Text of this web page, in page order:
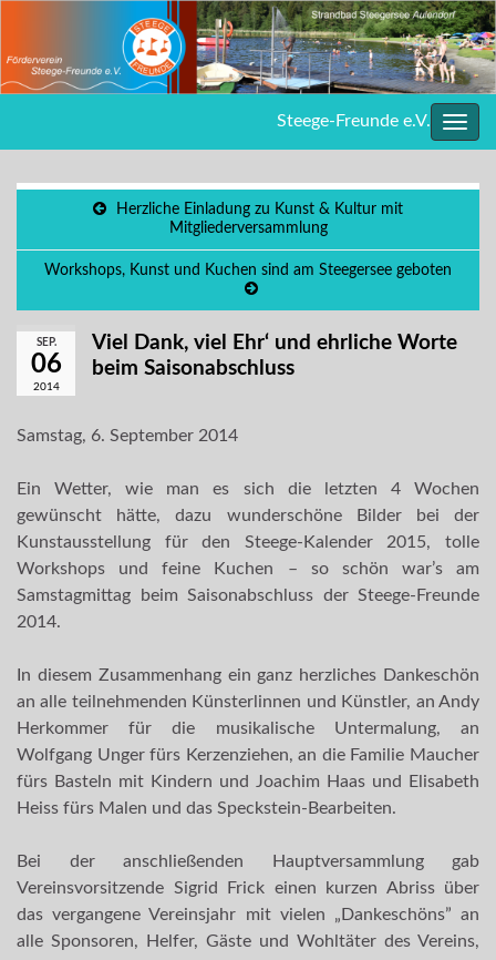
Steege-Freunde e.V.
Herzliche Einladung zu Kunst & Kultur mit
Mitgliederversammlung
Workshops, Kunst und Kuchen sind am Steegersee geboten
SEP.
06
2014
Viel Dank, viel Ehr‘ und ehrliche Worte
beim Saisonabschluss
Samstag, 6. September 2014
Ein Wetter, wie man es sich die letzten 4 Wochen
gewünscht hätte, dazu wunderschöne Bilder bei der
Kunstausstellung für den Steege-Kalender 2015, tolle
Workshops und feine Kuchen – so schön war’s am
Samstagmittag beim Saisonabschluss der Steege-Freunde
2014.
In diesem Zusammenhang ein ganz herzliches Dankeschön
an alle teilnehmenden Künsterlinnen und Künstler, an Andy
Herkommer für die musikalische Untermalung, an
Wolfgang Unger fürs Kerzenziehen, an die Familie Maucher
fürs Basteln mit Kindern und Joachim Haas und Elisabeth
Heiss fürs Malen und das Speckstein-Bearbeiten.
Bei der anschließenden Hauptversammlung gab
Vereinsvorsitzende Sigrid Frick einen kurzen Abriss über
das vergangene Vereinsjahr mit vielen „Dankeschöns” an
alle Sponsoren, Helfer, Gäste und Wohltäter des Vereins,